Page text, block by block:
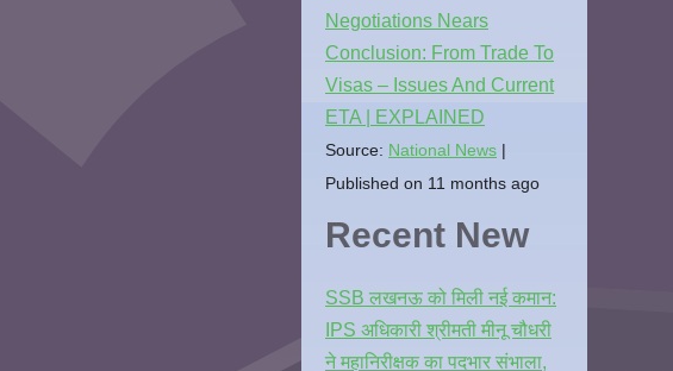
Negotiations Nears
Conclusion: From Trade To
Visas – Issues And Current
ETA | EXPLAINED
Source: National News
Published on 11 months ago
Recent New
SSB लखनऊ को मिली नई कमान:
IPS अधिकारी श्रीमती मीनू चौधरी
ने महानिरीक्षक का पदभार संभाला,